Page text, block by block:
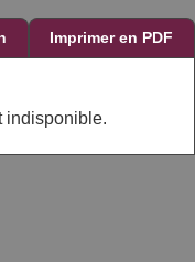
Imprimer en PDF
indisponible.